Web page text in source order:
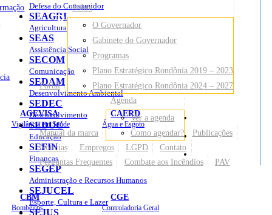
Rondônia
AGEVISA
Vigilância em Saúde
CAERD
Água e Esgoto
CBM
Bombeiros
CGE
Controladoria Geral
Sites
Portal
Sobre
O Governador
Gabinete do Governador
Programas
Plano Estratégico Rondônia 2019 – 2023
Plano Estratégico Rondônia 2024 – 2027
Manual da marca
Agenda
Ver a agenda
Como agendar?
Publicações
Notícias
Empregos LGPD
Contato
Perguntas Frequentes
Combate aos Incêndios PAV
Defesa do Consumidor
SEAGRI
Agricultura
SEAS
Assistência Social
SECOM
Comunicação
SEDAM
Desenvolvimento Ambiental
SEDEC
Desenvolvimento
SEDUC
Educação
SEFIN
Finanças
SEGEP
Administração e Recursos Humanos
SEJUCEL
Esporte, Cultura e Lazer
SEJUS